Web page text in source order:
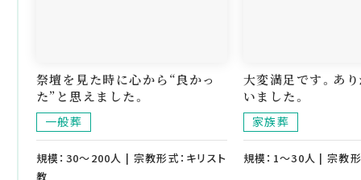
祭壇を見た時に心から“良かっ
た”と思えました。
一般葬
規模：30～200人 | 宗教形式：キリスト
教
大変満足です。あ
いました。
家族葬
規模：1～30人 | 宗教